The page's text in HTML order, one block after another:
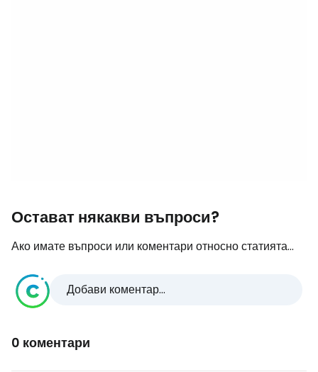
Остават някакви въпроси?
Ако имате въпроси или коментари относно статията...
Добави коментар...
0 коментари